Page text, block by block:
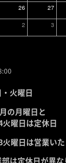
26 27
2 3
火曜日
の月曜日と
曜日は定休日
曜日は営業いた